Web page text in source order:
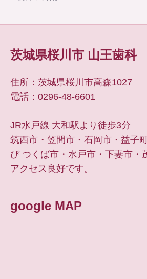
茨城県桜川市 山王歯科
住所：茨城県桜川市高森1027
電話：0296-48-6601
JR水戸線 大和駅より徒歩3分
筑西市・笠間市・石岡市・益子
び つくば市・水戸市・下妻市・
アクセス良好です。
google MAP